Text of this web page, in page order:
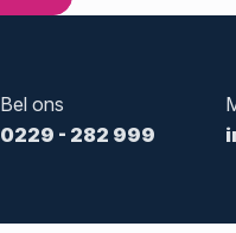
Bel ons
0229 - 282 999